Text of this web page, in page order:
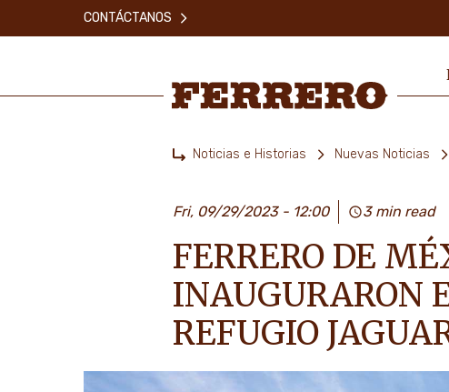
CONTÁCTANOS
Noticias e Historias Nuevas Noticias
Fri, 09/29/2023 - 12:00 3 min read
FERRERO DE
INAUGURARON
REFUGIO